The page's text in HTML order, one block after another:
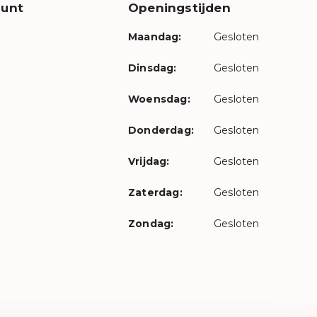
Openingstijden
Maandag: Gesloten
Dinsdag: Gesloten
Woensdag: Gesloten
Donderdag: Gesloten
Vrijdag: Gesloten
Zaterdag: Gesloten
Zondag: Gesloten